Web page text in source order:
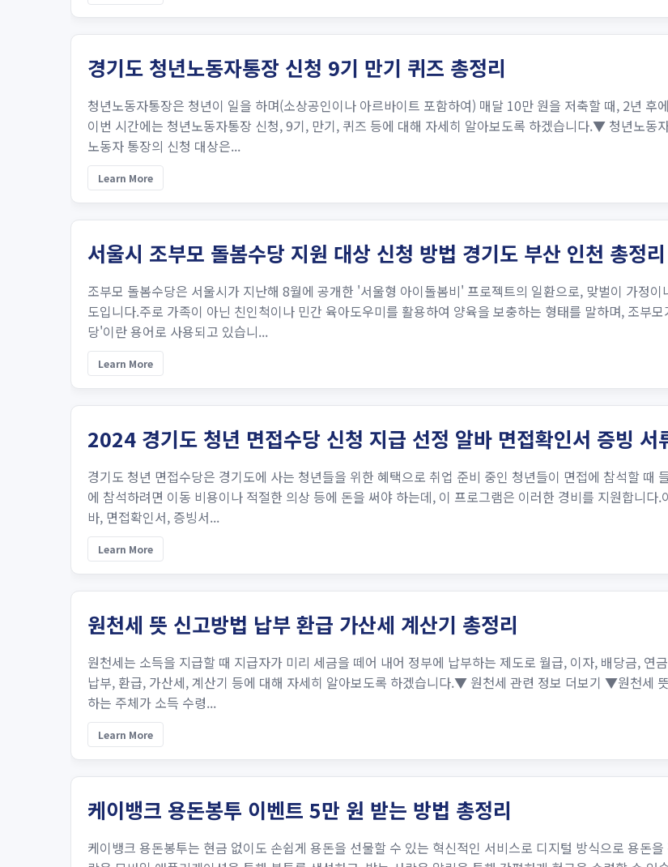
경기도 청년노동자통장 신청 9기 만기 퀴즈 총정리
청년노동자통장은 청년이 일을 하며(소상공인이나 아르바이트 포함하여) 매달 10만 원을 저축할 때, 2년
이번 시간에는 청년노동자통장 신청, 9기, 만기, 퀴즈 등에 대해 자세히 알아보도록 하겠습니다.▼ 청년노
노동자 통장의 신청 대상은...
Learn More
서울시 조부모 돌봄수당 지원 대상 신청 방법 경기도 부산 인천 총정리
조부모 돌봄수당은 서울시가 지난해 8월에 공개한 '서울형 아이돌봄비' 프로젝트의 일환으로, 맞벌이 가정
도입니다.주로 가족이 아닌 친인척이나 민간 육아도우미를 활용하여 양육을 보충하는 형태를 말하며, 조부
당'이란 용어로 사용되고 있습니...
Learn More
2024 경기도 청년 면접수당 신청 지급 선정 알바 면접확인서 증빙 서
경기도 청년 면접수당은 경기도에 사는 청년들을 위한 혜택으로 취업 준비 중인 청년들이 면접에 참석할 때
에 참석하려면 이동 비용이나 적절한 의상 등에 돈을 써야 하는데, 이 프로그램은 이러한 경비를 지원합니
바, 면접확인서, 증빙서...
Learn More
원천세 뜻 신고방법 납부 환급 가산세 계산기 총정리
원천세는 소득을 지급할 때 지급자가 미리 세금을 떼어 내어 정부에 납부하는 제도로 월급, 이자, 배당금, 연
납부, 환급, 가산세, 계산기 등에 대해 자세히 알아보도록 하겠습니다.▼ 원천세 관련 정보 더보기 ▼원천세
하는 주체가 소득 수령...
Learn More
케이뱅크 용돈봉투 이벤트 5만 원 받는 방법 총정리
케이뱅크 용돈봉투는 현금 없이도 손쉽게 용돈을 선물할 수 있는 혁신적인 서비스로 디지털 방식으로 용돈